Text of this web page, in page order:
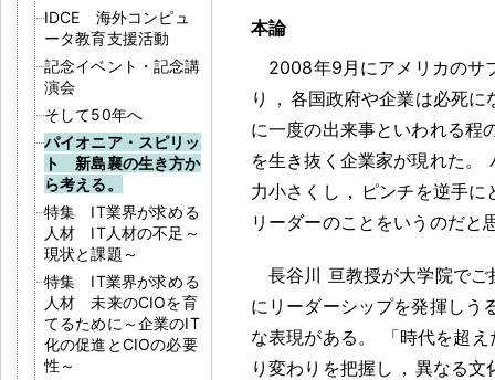
IDCE 海外コンピュ
ータ教育支援活動
記念イベント・記念講
演会
そして50年へ
パイオニア・スピリッ
ト 新島襄の生き方か
ら考える。
特集 IT業界が求める
人材 IT人材の不足～
現状と課題～
特集 IT業界が求める
人材 未来のCIOを育
てるために～企業のIT
化の促進とCIOの必要
性～
本論
2008年9月にアメリカのサ
り
， 各国政府や企業は必死
に一度の出来事といわれる程
を生き抜く企業家が現れた 。
力小さくし ， ピンチを逆手に
リーダーのことをいうのだと
長谷川 亘教授が大学院で
にリーダーシップを発揮しう
な表現がある 。
「時代を超
り変わりを把握し ， 異なる文